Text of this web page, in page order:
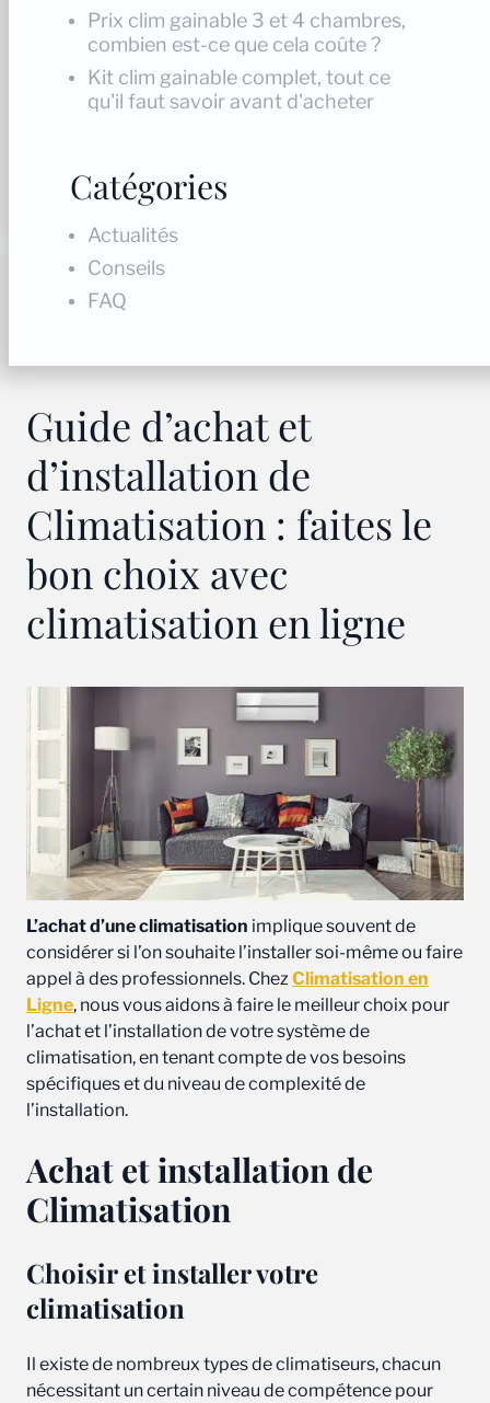
Guide d’achat et
d’installation de
Climatisation : faites le
bon choix avec
climatisation en ligne
L’achat d’une climatisation implique souvent de
considérer si l’on souhaite l’installer soi-même ou faire
appel à des professionnels. Chez Climatisation en
Ligne, nous vous aidons à faire le meilleur choix pour
l’achat et l’installation de votre système de
climatisation, en tenant compte de vos besoins
spécifiques et du niveau de complexité de
l’installation.
Achat et installation de
Climatisation
Choisir et installer votre
climatisation
Il existe de nombreux types de climatiseurs, chacun
nécessitant un certain niveau de compétence pour
Prix clim gainable 3 et 4 chambres,
combien est-ce que cela coûte ?
Kit clim gainable complet, tout ce
qu'il faut savoir avant d'acheter
Catégories
Actualités
Conseils
FAQ